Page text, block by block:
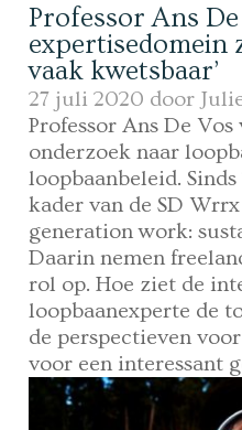
Professor Ans
expertisedomein
vaak kwetsbaar’
27 juli 2020 door
Professor Ans De
onderzoek naar
loopbaanbeleid.
kader van de SD
generation work:
Daarin nemen
rol op. Hoe ziet de
loopbaanexperte de
de perspectieven
voor een interessant